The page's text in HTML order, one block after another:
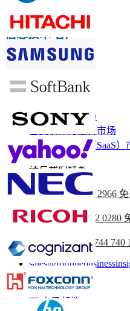
信息技术 客户
相关报道
以太网存储市场
台式机作为服务市场
软件作为服务（SaaS）
请与我们联系
美国+1 833 909 2966
英国+44 808 502 0280
(亚太地区) +91 744 740
称呼
电子邮件